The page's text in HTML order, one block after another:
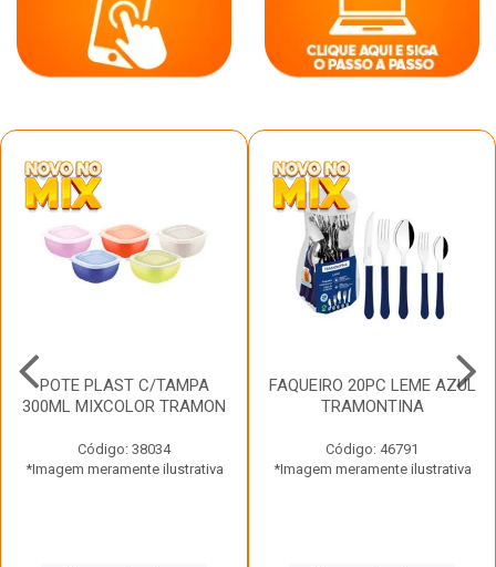
POTE PLAST C/TAMPA
300ML MIXCOLOR TRAMON
Código: 38034
*Imagem meramente ilustrativa
FAQUEIRO 20PC LEME AZUL
TRAMONTINA
Código: 46791
*Imagem meramente ilustrativa